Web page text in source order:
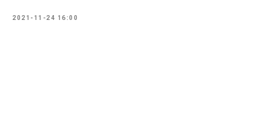
2021-11-24 16:00